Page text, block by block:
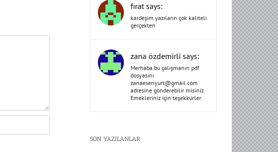
fırat says:
kardeşim yazıların çok kaliteli
gerçekten
zana özdemirli says:
Merhaba bu çalışmanın pdf
dosyasını
zanaesenyurt@gmail.com
adresine gönderebilir misiniz
Emekleriniz için teşekkürler
SON YAZILANLAR